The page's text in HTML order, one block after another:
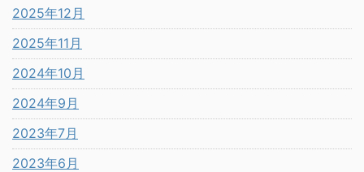
2025年12月
2025年11月
2024年10月
2024年9月
2023年7月
2023年6月